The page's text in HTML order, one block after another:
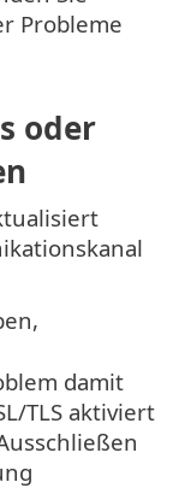
Probleme
oder
damit
TLS aktiviert